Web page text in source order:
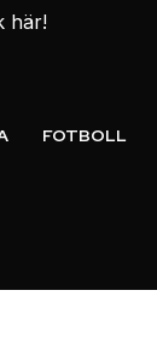
här!
FOTBOLL